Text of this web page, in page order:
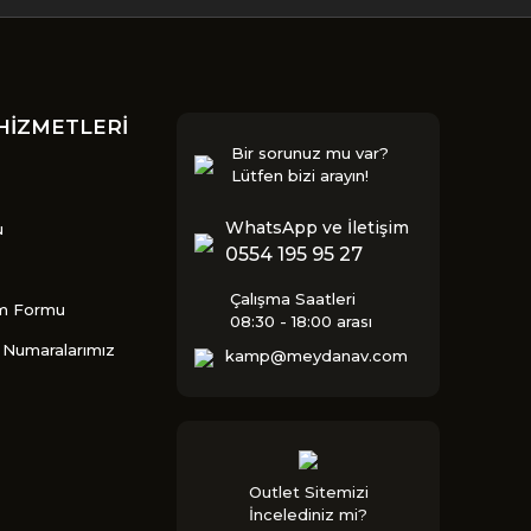
Formu
Bir sorunuz mu var?
Lütfen bizi arayın!
WhatsApp ve İletişim
0554 195 95 27
Çalışma Saatleri
08:30 - 18:00 arası
kamp@meydanav.com
Outlet Sitemizi
İncelediniz mi?